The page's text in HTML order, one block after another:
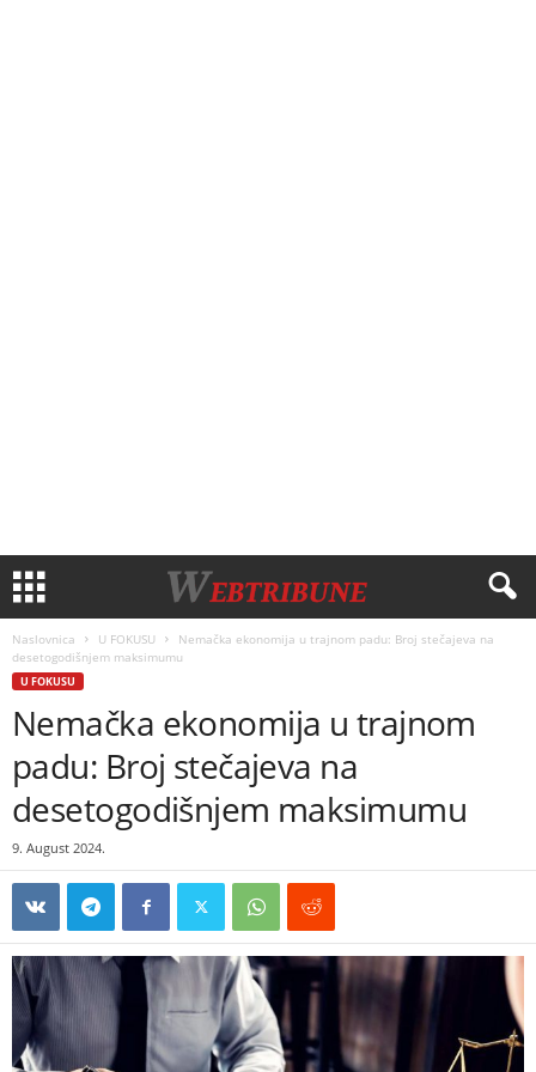
Naslovnica U FOKUSU
Nemačka ekonomija u trajnom padu: Broj stečajeva na
desetogodišnjem maksimumu
U FOKUSU
Nemačka ekonomija u trajnom
padu: Broj stečajeva na
desetogodišnjem maksimumu
9. August 2024.